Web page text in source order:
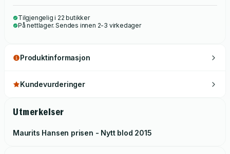
Tilgjengelig i 22 butikker
På nettlager. Sendes innen 2-3 virkedager
Produktinformasjon
Kundevurderinger
Utmerkelser
Maurits Hansen prisen - Nytt blod 2015